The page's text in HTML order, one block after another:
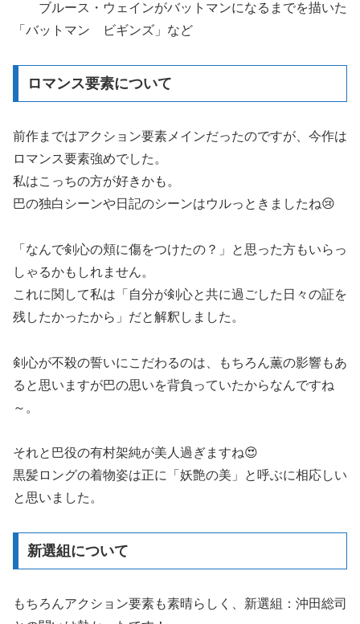
ブルース・ウェインがバットマンになるまでを描いた
「バットマン ビギンズ」など
ロマンス要素について
前作まではアクション要素メインだったのですが、今作は
ロマンス要素強めでした。
私はこっちの方が好きかも。
巴の独白シーンや日記のシーンはウルっときましたね😢
「なんで剣心の頬に傷をつけたの？」と思った方もいらっ
しゃるかもしれません。
これに関して私は「自分が剣心と共に過ごした日々の証を
残したかったから」だと解釈しました。
剣心が不殺の誓いにこだわるのは、もちろん薫の影響もあ
ると思いますが巴の思いを背負っていたからなんですね
～。
それと巴役の有村架純が美人過ぎますね😍
黒髪ロングの着物姿は正に「妖艶の美」と呼ぶに相応しい
と思いました。
新選組について
もちろんアクション要素も素晴らしく、新選組：沖田総司